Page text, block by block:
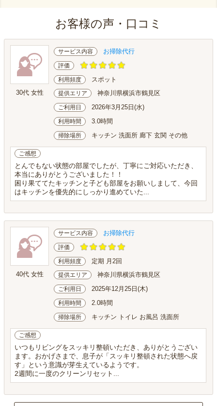
お客様の声・口コミ
30代 女性
サービス内容 お掃除代行
評価
利用頻度 スポット
提供エリア 神奈川県横浜市鶴見区
ご利用日 2026年3月25日(水)
利用時間 3.0時間
掃除場所 キッチン 洗面所 廊下 玄関 その他
ご感想
とんでもない状態の部屋でしたが、丁寧にご対応いただき、
本当にありがとうございました！！
困り果ててたキッチンと子ども部屋をお願いしまして、今回
はキッチンを優先的にしっかり進めていた...
40代 女性
サービス内容 お掃除代行
評価
利用頻度 定期 月2回
提供エリア 神奈川県横浜市鶴見区
ご利用日 2025年12月25日(木)
利用時間 2.0時間
掃除場所 キッチン トイレ お風呂 洗面所
ご感想
いつもリビングをスッキリ整頓いただき、ありがとうござい
ます。おかげさまで、息子が「スッキリ整頓された状態へ戻
す」という意識が芽生えているようです。
2週間に一度のクリーンリセット...